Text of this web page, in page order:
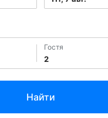
2
гостя